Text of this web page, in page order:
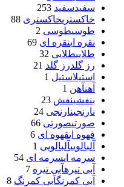
سفیدسفید 253
خاکستریخاکستری 88
طوسیطوسی 2
نقره اینقره ای 69
طلاییطلایی 32
رز گلدرز گلد 21
استیلاستیل 1
آهنآهن 1
بنفشبنفش 23
نارنجینارنجی 24
صورتیصورتی 66
قهوه ایقهوه ای 6
آلبالوییآلبالویی 1
سرمه ایسرمه ای 54
آبی تیرهآبی تیره 7
آبی کمرنگآبی کمرنگ 8